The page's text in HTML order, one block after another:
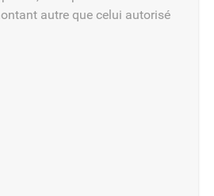
autre que celui autorisé